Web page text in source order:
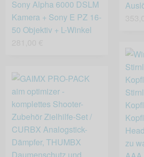
Sony Alpha 6000 DSLM
Kamera + Sony E PZ 16-
50 Objektiv + L-Winkel